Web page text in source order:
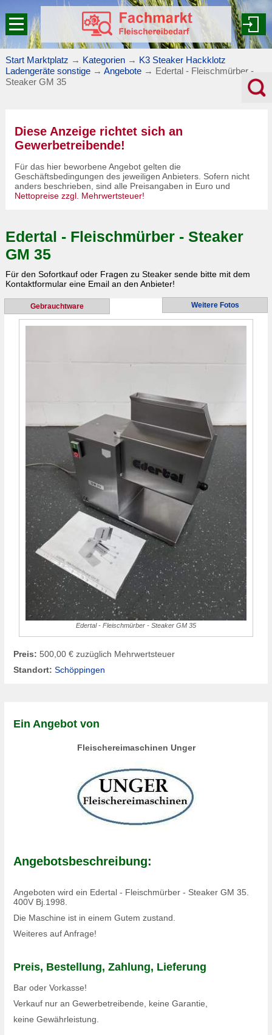
Start Marktplatz → Kategorien → K3 Steaker Hackklotz
Ladengeräte sonstige → Angebote → Edertal - Fleischmürber -
Steaker GM 35
Diese Anzeige richtet sich an
Gewerbetreibende!
Für das hier beworbene Angebot gelten die
Geschäftsbedingungen des jeweiligen Anbieters. Sofern nicht
anders beschrieben, sind alle Preisangaben in Euro und
Nettopreise zzgl. Mehrwertsteuer!
Edertal - Fleischmürber - Steaker
GM 35
Für den Sofortkauf oder Fragen zu Steaker sende bitte mit dem
Kontaktformular eine Email an den Anbieter!
Gebrauchtware Weitere Fotos
Edertal - Fleischmürber - Steaker GM 35
Preis: 500,00 € zuzüglich Mehrwertsteuer
Standort: Schöppingen
Ein Angebot von
Fleischereimaschinen Unger
Angebotsbeschreibung:
Angeboten wird ein Edertal - Fleischmürber - Steaker GM 35.
400V Bj.1998.
Die Maschine ist in einem Gutem zustand.
Weiteres auf Anfrage!
Preis, Bestellung, Zahlung, Lieferung
Bar oder Vorkasse!
Verkauf nur an Gewerbetreibende, keine Garantie,
keine Gewährleistung.